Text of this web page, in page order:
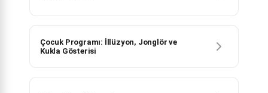
Çocuk Programı: İllüzyon, Jonglör ve
Kukla Gösterisi